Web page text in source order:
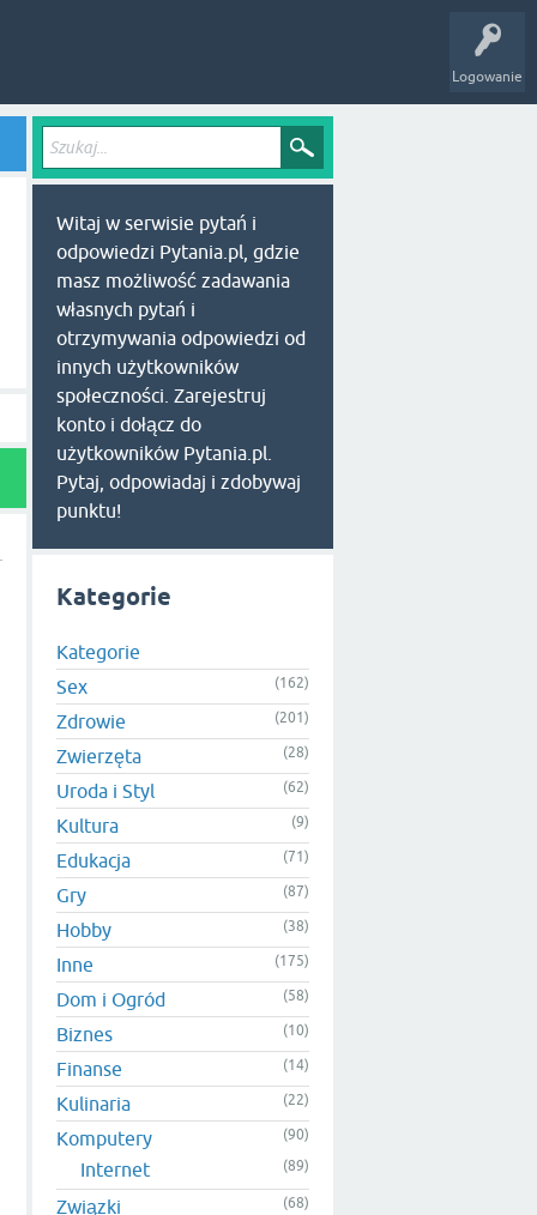
Logowanie
Witaj w serwisie pytań i
odpowiedzi Pytania.pl, gdzie
masz możliwość zadawania
własnych pytań i
otrzymywania odpowiedzi od
innych użytkowników
społeczności. Zarejestruj
konto i dołącz do
użytkowników Pytania.pl.
Pytaj, odpowiadaj i zdobywaj
punktu!
Kategorie
Kategorie
Sex
(162)
Zdrowie (201)
Zwierzęta (28)
Uroda i Styl (62)
Kultura (9)
Edukacja (71)
Gry (87)
Hobby (38)
Inne (175)
Dom i Ogród (58)
Biznes (10)
Finanse (14)
Kulinaria (22)
Komputery (90)
Internet (89)
Związki (68)